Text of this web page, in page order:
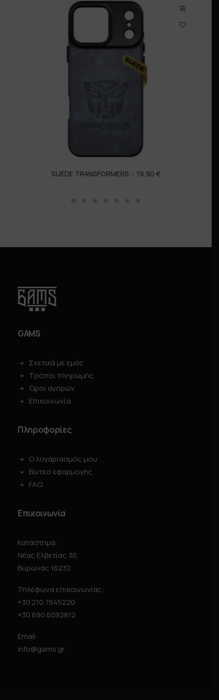
SUEDE TRANSFORMERS 19,90 €
GAMS
Σχετικά με εμάς
Τρόποι πληρωμής
Όροι αγορών
Επικοινωνία
Πληροφορίες
Ο λογαριασμός μου
Βίντεο εφαρμογής
FAQ
Επικοινωνία
Κατάστημα:
Νέας Ελβετίας 30,
Βύρωνας 16232
Τηλέφωνα επικοινωνίας:
+30 210 7645220
+30 690 6092812
Email:
info@gams.gr